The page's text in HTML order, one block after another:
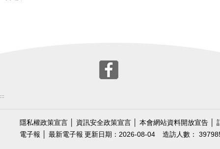
:::
隱私權政策宣言 資訊安全政策宣言 本會網站資料開放宣告
電子報
最新電子報 造訪人數：
更新日期：2026-08-04